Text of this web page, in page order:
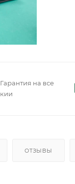
Гарантия на все
кии
ОТЗЫВЫ